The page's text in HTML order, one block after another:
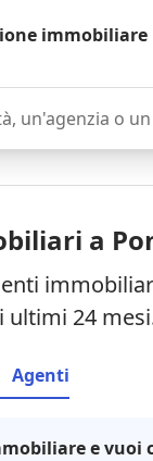
immobiliare
o un
a
ultimi 24
Agenti
e vuoi